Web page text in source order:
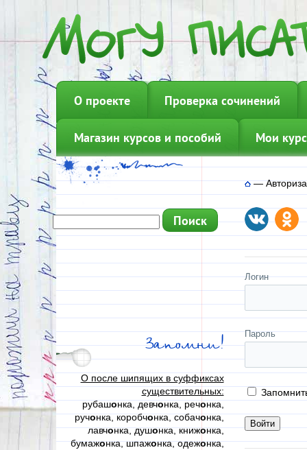
О проекте Проверка сочинений
Магазин курсов и пособий Мои
Запомни!
О после шипящих в суффиксах
существительных:
рубашонка, девчонка, речонка,
ручонка, коробчонка, собачонка,
лавчонка, душонка, книжонка,
бумажонка, шпажонка, одежонка,
—
Логин
Пароль